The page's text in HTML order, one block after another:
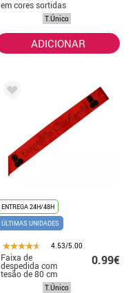
em cores sortidas
T.Único
ADICIONAR
ENTREGA 24H/48H
ÚLTIMAS UNIDADES
4.53/5.00
Faixa de
despedida com
tesão de 80 cm
em cores sortidas
0.99€
T.Único